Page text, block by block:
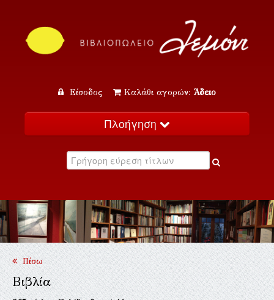
Είσοδος Καλάθι αγορών: Άδειο
Πλοήγηση
Κατάλογος
Εκδηλώσεις
Επικοινωνία
Πίσω
Βιβλία